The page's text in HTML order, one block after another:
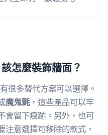
怎麼裝飾牆面？
很多替代方案可以選擇。
魔鬼氈，這些產品可以牢
會留下痕跡。另外，也可
注意選擇可移除的款式，